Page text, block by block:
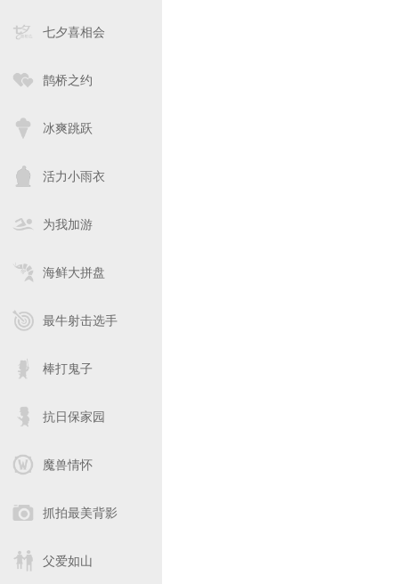
七夕喜相会
鹊桥之约
冰爽跳跃
活力小雨衣
为我加游
海鲜大拼盘
最牛射击选手
棒打鬼子
抗日保家园
魔兽情怀
抓拍最美背影
父爱如山